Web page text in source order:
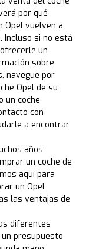
por qué
Opel vuelven a
Incluso si no está
un
sobre
navegue por
Opel de su
un coche
con
a encontrar
años
un coche de
aquí para
un Opel
las ventajas de
diferentes
presupuesto